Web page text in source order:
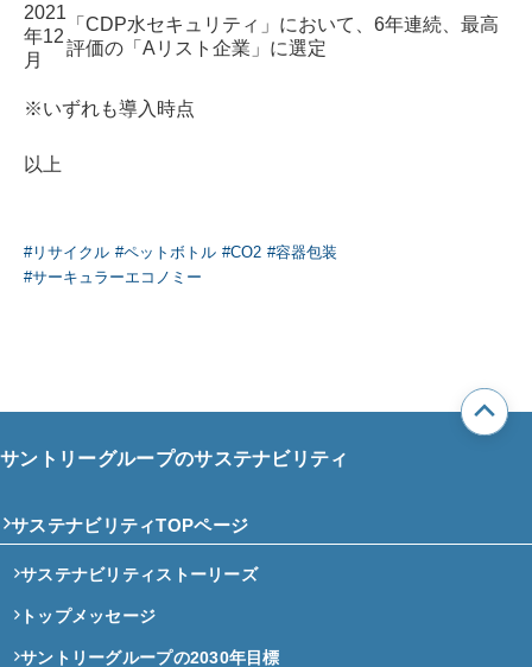
2021
年12
月
「CDP水セキュリティ」において、6年連続、最高
評価の「Aリスト企業」に選定
※いずれも導入時点
以上
#リサイクル #ペットボトル #CO2 #容器包装
#サーキュラーエコノミー
サントリーグループのサステナビリティ
サステナビリティTOPページ
サステナビリティストーリーズ
トップメッセージ
サントリーグループの2030年目標